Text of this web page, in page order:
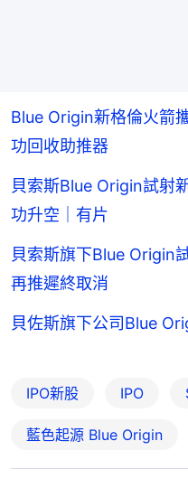
Blue Origin新格倫火箭
功回收助推器
貝索斯Blue Origin試射
功升空｜有片
貝索斯旗下Blue Origin
再推遲終取消
貝佐斯旗下公司Blue
IPO新股 IPO
藍色起源 Blue Origin